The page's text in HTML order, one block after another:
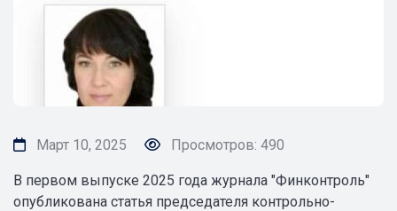
Март 10, 2025 Просмотров: 490
В первом выпуске 2025 года журнала "Финконтроль"
опубликована статья председателя контрольно-